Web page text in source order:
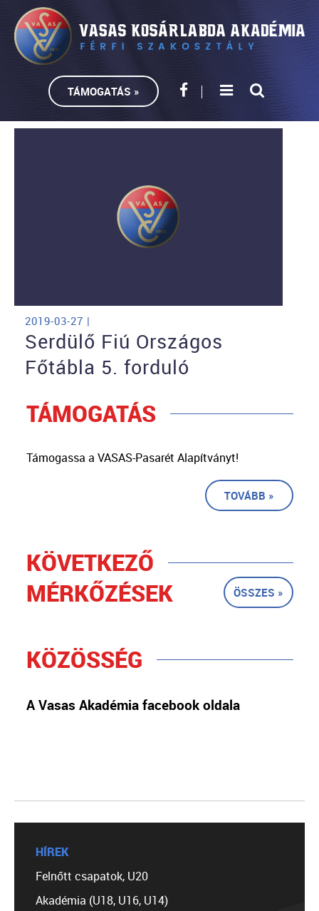
TÁMOGATÁS »
2019-03-27 |
Serdülő Fiú Országos
Főtábla 5. forduló
TÁMOGATÁS
Támogassa a VASAS-Pasarét Alapítványt!
TOVÁBB »
KÖVETKEZŐ
MÉRKŐZÉSEK
ÖSSZES »
KÖZÖSSÉG
A Vasas Akadémia facebook oldala
HÍREK
Felnőtt csapatok, U20
Akadémia (U18, U16, U14)